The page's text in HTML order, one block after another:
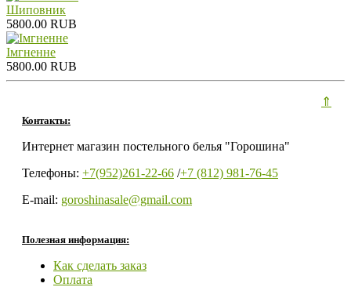
Шиповник
5800.00 RUB
Iмгненне
5800.00 RUB
Контакты:
Интернет магазин постельного белья "Горошина"
Телефоны: +7(952)261-22-66 /+7 (812) 981-76-45
E-mail: goroshinasale@gmail.com
Полезная информация:
Как сделать заказ
Оплата
⇑